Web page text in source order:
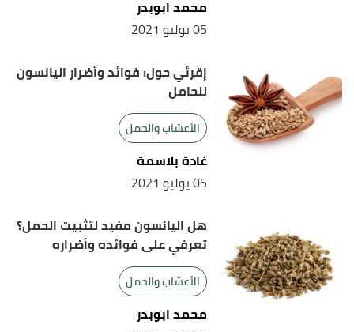
of the pelvic floor?",northwell, Retrieved 30/6/2022.
↑
, 29/8/2021, Retrieved 30/6/2022.
Edited.
Rebecca Buffum Taylor (19/4/2021),
and Labiaplasty",webmd, Retrieved 30/6/2022.
محمد ابوبدر
05 يوليو 2021
إقرئي حول: فوائد وأضرار اليانسون
للحامل
الأعشاب والحمل
غادة بلاسمة
05 يوليو 2021
هل اليانسون مفيد لتثبيت الحمل؟
تعرفي على فوائده وأضراره
الأعشاب والحمل
محمد ابوبدر